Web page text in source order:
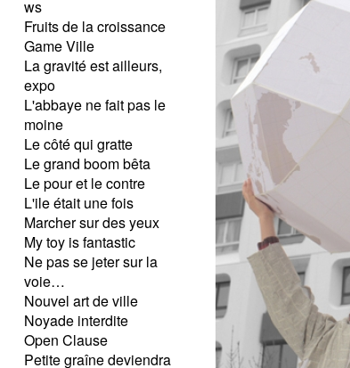
ws
Fruits de la croissance
Game Ville
La gravité est ailleurs,
expo
L'abbaye ne fait pas le
moine
Le côté qui gratte
Le grand boom bêta
Le pour et le contre
L'ile était une fois
Marcher sur des yeux
My toy is fantastic
Ne pas se jeter sur la
voie…
Nouvel art de ville
Noyade interdite
Open Clause
Petite graîne deviendra